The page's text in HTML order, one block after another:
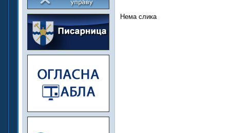
Нема слика